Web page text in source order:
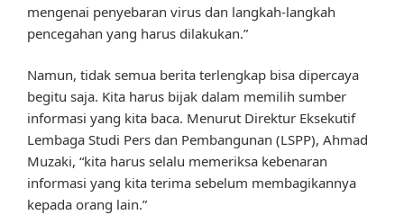
mengenai penyebaran virus dan langkah-langkah
pencegahan yang harus dilakukan.”
Namun, tidak semua berita terlengkap bisa dipercaya
begitu saja. Kita harus bijak dalam memilih sumber
informasi yang kita baca. Menurut Direktur Eksekutif
Lembaga Studi Pers dan Pembangunan (LSPP), Ahmad
Muzaki, “kita harus selalu memeriksa kebenaran
informasi yang kita terima sebelum membagikannya
kepada orang lain.”